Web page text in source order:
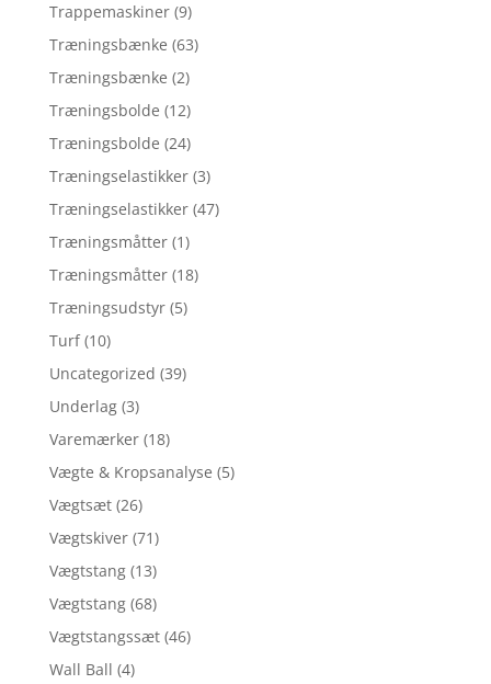
Trappemaskiner (9)
Træningsbænke (63)
Træningsbænke (2)
Træningsbolde (12)
Træningsbolde (24)
Træningselastikker (3)
Træningselastikker (47)
Træningsmåtter (1)
Træningsmåtter (18)
Træningsudstyr (5)
Turf (10)
Uncategorized (39)
Underlag (3)
Varemærker (18)
Vægte & Kropsanalyse (5)
Vægtsæt (26)
Vægtskiver (71)
Vægtstang (13)
Vægtstang (68)
Vægtstangssæt (46)
Wall Ball (4)